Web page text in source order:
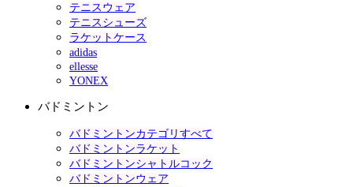
テニスウェア
テニスシューズ
ラケットケース
adidas
ellesse
YONEX
バドミントン
バドミントンカテゴリすべて
バドミントンラケット
バドミントンシャトルコック
バドミントンウェア